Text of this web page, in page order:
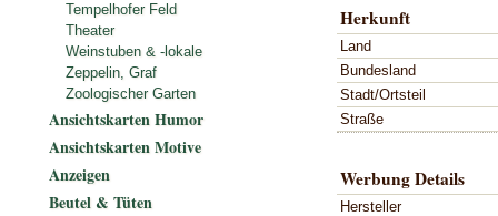
Herkunft
Land
Bundesland
Stadt/Ortsteil
Straße
Werbung Details
Hersteller
Tempelhofer Feld
Theater
Weinstuben & -lokale
Zeppelin, Graf
Zoologischer Garten
Ansichtskarten Humor
Ansichtskarten Motive
Anzeigen
Beutel & Tüten